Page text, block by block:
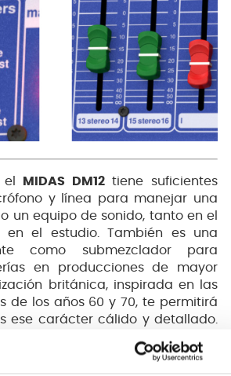
el MIDAS DM12tiene suficientes
y línea para manejar una
un equipo de sonido, tanto en el
en el estudio.También es una
como submezclador para
en producciones de mayor
británica, inspirada en las
de los años 60 y 70, te permitirá
ese carácter cálido y detallado.
exacto y duradero.
Su chasis